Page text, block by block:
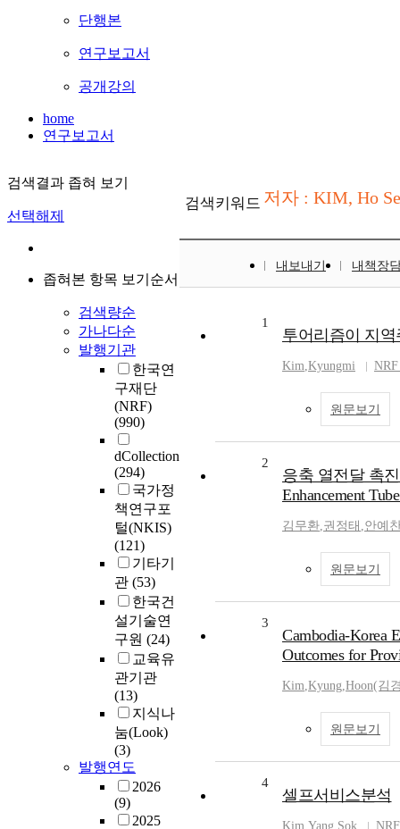
단행본
연구보고서
공개강의
home
연구보고서
검색결과 좁혀 보기
선택해제
좁혀본 항목 보기순서
검색량순
가나다순
발행기관
한국연
구재단
(NRF)
(990)
dCollection
(294)
국가정
책연구포
털(NKIS)
(121)
기타기
관 (53)
한국건
설기술연
구원 (24)
교육유
관기관
(13)
지식나
눔(Look)
(3)
발행연도
2026
(9)
2025
검색키워드 저자 : KIM, Ho
내보내기 내책장
1
투어리즘이 지
Kim,Kyungmi
원문보기
2
응축 열전달 촉
Enhancement
김무환,권정태 ,안예
원문보기
3
Cambodia-Korea
Outcomes for
Kim,Kyung,Hoon(김
원문보기
4
셀프서비스분석
Kim,Yang,Sok